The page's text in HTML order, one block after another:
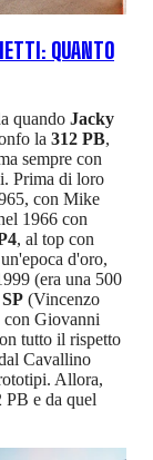
QUANTO
quando Jacky
la 312 PB,
sempre con
Prima di loro
con Mike
1966 con
, al top con
d'oro,
(era una 500
(Vincenzo
con Giovanni
tutto il rispetto
Cavallino
Allora,
e da quel